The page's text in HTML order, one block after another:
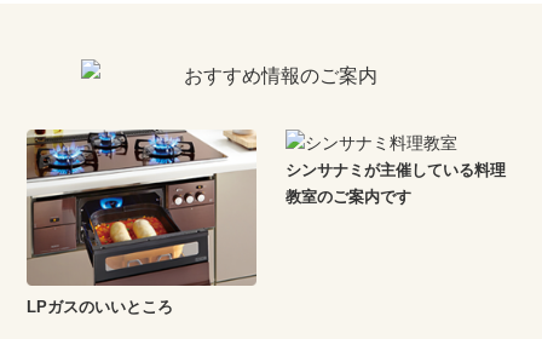
LPガスのいいところ
シンサナミが主催している料理
教室のご案内です